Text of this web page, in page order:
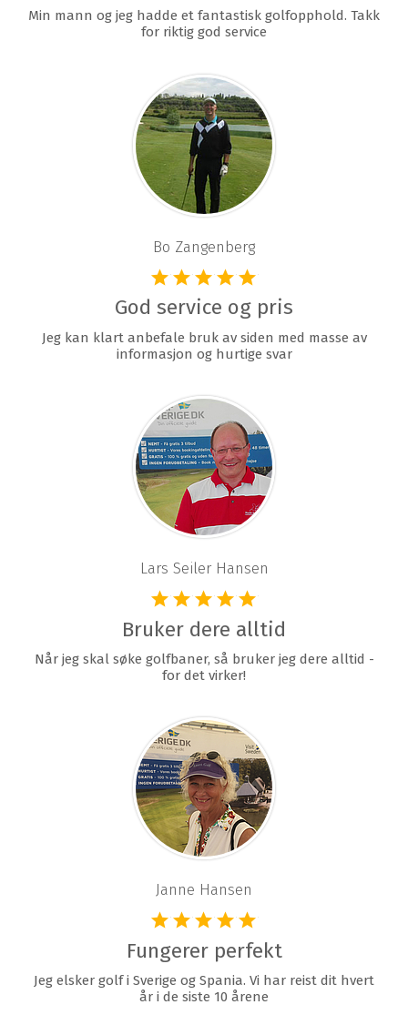
Min mann og jeg hadde et fantastisk golfopphold. Takk
for riktig god service
Bo Zangenberg
God service og pris
Jeg kan klart anbefale bruk av siden med masse av
informasjon og hurtige svar
Lars Seiler Hansen
Bruker dere alltid
Når jeg skal søke golfbaner, så bruker jeg dere alltid -
for det virker!
Janne Hansen
Fungerer perfekt
Jeg elsker golf i Sverige og Spania. Vi har reist dit hvert
år i de siste 10 årene